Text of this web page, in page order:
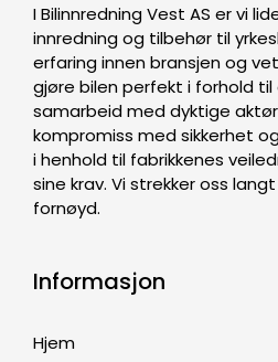
I Bilinnredning Vest AS er vi
innredning og tilbehør til
erfaring innen bransjen og
gjøre bilen perfekt i forhold
samarbeid med dyktige
kompromiss med sikkerhet
i henhold til fabrikkenes
sine krav. Vi strekker oss
fornøyd.
Informasjon
Hjem